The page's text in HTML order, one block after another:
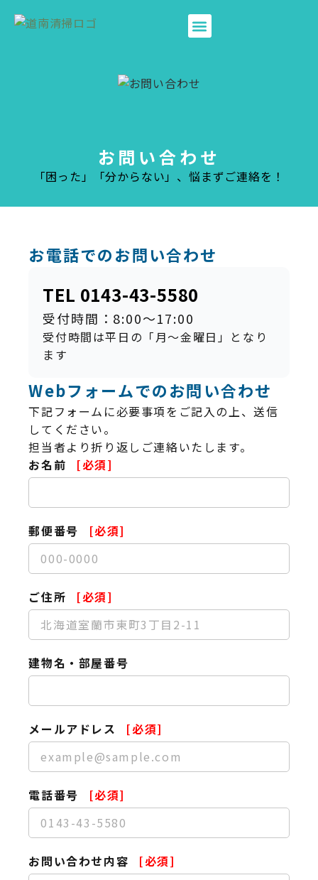
お問い合わせ
「困った」「分からない」、悩まずご連絡を！
お電話でのお問い合わせ
TEL 0143-43-5580
受付時間：8:00〜17:00
受付時間は平日の「月～金曜日」となり
ます
Webフォームでのお問い合わせ
下記フォームに必要事項をご記入の上、送信
してください。
担当者より折り返しご連絡いたします。
お名前
郵便番号
ご住所
建物名・部屋番号
メールアドレス
電話番号
お問い合わせ内容